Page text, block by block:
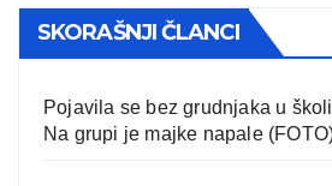
SKORAŠNJI ČLANCI
Pojavila se bez grudnjaka u
Na grupi je majke napale